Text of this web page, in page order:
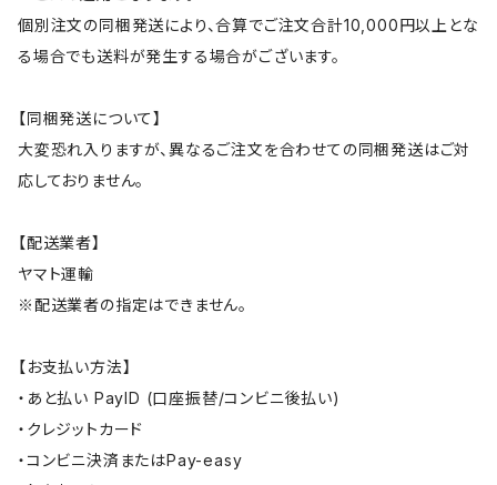
個別注文の同梱発送により、合算でご注文合計10,000円以上とな
る場合でも送料が発生する場合がございます。
【同梱発送について】
大変恐れ入りますが、異なるご注文を合わせての同梱発送はご対
応しておりません。
【配送業者】
ヤマト運輸
※配送業者の指定はできません。
【お支払い方法】
・あと払い PayID (口座振替/コンビニ後払い)
・クレジットカード
・コンビニ決済またはPay-easy